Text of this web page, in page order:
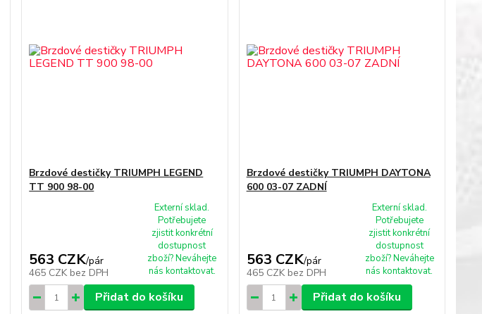
Brzdové destičky TRIUMPH LEGEND
TT 900 98-00
563 CZK/pár
465 CZK bez DPH
Externí sklad.
Potřebujete
zjistit konkrétní
dostupnost
zboží? Neváhejte
nás kontaktovat.
Přidat do košíku
Brzdové destičky TRIUMPH DAYTONA
600 03-07 ZADNÍ
563 CZK/pár
465 CZK bez DPH
Externí sklad.
Potřebujete
zjistit konkrétní
dostupnost
zboží? Neváhejte
nás kontaktovat.
Přidat do košíku